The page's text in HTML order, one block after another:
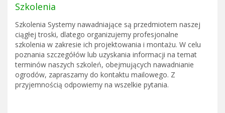
Szkolenia
Szkolenia Systemy nawadniające są przedmiotem naszej
ciągłej troski, dlatego organizujemy profesjonalne
szkolenia w zakresie ich projektowania i montażu. W celu
poznania szczegółów lub uzyskania informacji na temat
terminów naszych szkoleń, obejmujących nawadnianie
ogrodów, zapraszamy do kontaktu mailowego. Z
przyjemnością odpowiemy na wszelkie pytania.